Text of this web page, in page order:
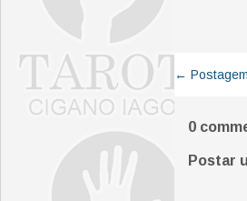
←
0
Postar